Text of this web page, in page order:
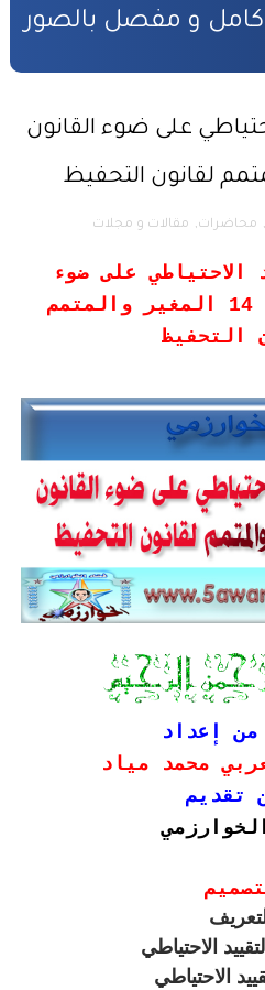
به وجني الأموال من خلال الإعلانات أو
على ضوء القانون
, محاضرات, مقالات و مجلات
الاحتياطي على ضوء
القانون رقم 07. 14 المغير والمتمم
التحفيظ
من إعداد
محمد مياد
تقديم
الاحتياطي
الاحتياطي